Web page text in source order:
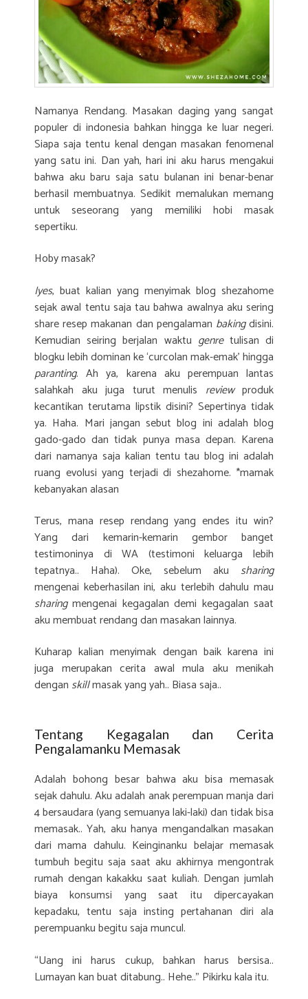
Namanya Rendang. Masakan daging yang sangat
populer di indonesia bahkan hingga ke luar negeri.
Siapa saja tentu kenal dengan masakan fenomenal
yang satu ini. Dan yah, hari ini aku harus mengakui
bahwa aku baru saja satu bulanan ini benar-benar
berhasil membuatnya. Sedikit memalukan memang
untuk seseorang yang memiliki hobi masak
sepertiku.
Hoby masak?
Iyes, buat kalian yang menyimak blog shezahome
sejak awal tentu saja tau bahwa awalnya aku sering
share resep makanan dan pengalaman bakingdisini.
Kemudian seiring berjalan waktu genretulisan di
blogku lebih dominan ke ‘curcolan mak-emak’ hingga
paranting. Ah ya, karena aku perempuan lantas
salahkah aku juga turut menulis reviewproduk
kecantikan terutama lipstik disini? Sepertinya tidak
ya. Haha. Mari jangan sebut blog ini adalah blog
gado-gado dan tidak punya masa depan. Karena
dari namanya saja kalian tentu tau blog ini adalah
ruang evolusi yang terjadi di shezahome. *mamak
kebanyakan alasan
Terus, mana resep rendang yang endes itu win?
Yang dari kemarin-kemarin gembor banget
testimoninya di WA (testimoni keluarga lebih
tepatnya.. Haha). Oke, sebelum aku sharing
mengenai keberhasilan ini, aku terlebih dahulu mau
sharingmengenai kegagalan demi kegagalan saat
aku membuat rendang dan masakan lainnya.
Kuharap kalian menyimak dengan baik karena ini
juga merupakan cerita awal mula aku menikah
dengan skillmasak yang yah.. Biasa saja..
Tentang Kegagalan dan Cerita
Pengalamanku Memasak
Adalah bohong besar bahwa aku bisa memasak
sejak dahulu. Aku adalah anak perempuan manja dari
4 bersaudara (yang semuanya laki-laki) dan tidak bisa
memasak.. Yah, aku hanya mengandalkan masakan
dari mama dahulu. Keinginanku belajar memasak
tumbuh begitu saja saat aku akhirnya mengontrak
rumah dengan kakakku saat kuliah. Dengan jumlah
biaya konsumsi yang saat itu dipercayakan
kepadaku, tentu saja insting pertahanan diri ala
perempuanku begitu saja muncul.
“Uang ini harus cukup, bahkan harus bersisa..
Lumayan kan buat ditabung.. Hehe..” Pikirku kala itu.